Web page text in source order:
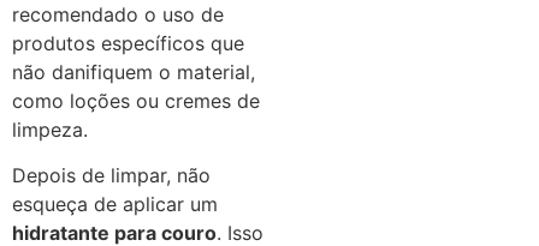
recomendado o uso de
produtos específicos que
não danifiquem o material,
como loções ou cremes de
limpeza.
Depois de limpar, não
esqueça de aplicar um
hidratante para couro. Isso